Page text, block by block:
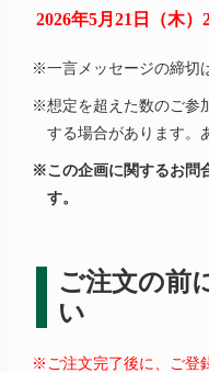
2026年5月21日（木）
※一言メッセージの締切
※想定を超えた数のご参
する場合があります。
※この企画に関するお問
す。
ご注文の前
い
※ご注文完了後に、ご登